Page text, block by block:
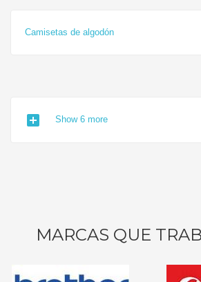
Camisetas de algodón
add_box Show 6 more
MARCAS QUE